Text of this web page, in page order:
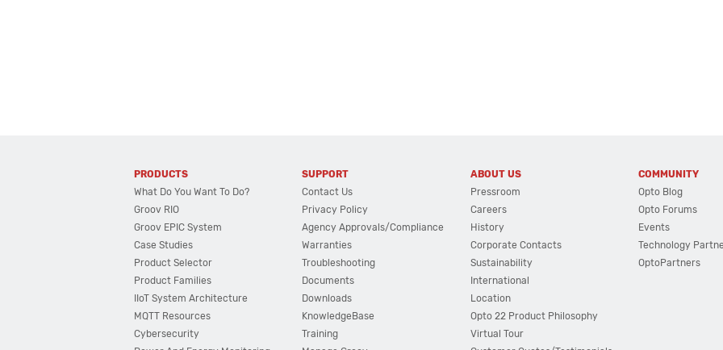
PRODUCTS
What Do You Want To Do?
Groov RIO
Groov EPIC System
Case Studies
Product Selector
Product Families
IIoT System Architecture
MQTT Resources
Cybersecurity
SUPPORT
Contact Us
Privacy Policy
Agency Approvals/Compliance
Warranties
Troubleshooting
Documents
Downloads
KnowledgeBase
Training
ABOUT US
Pressroom
Careers
History
Corporate Contacts
Sustainability
International
Location
Opto 22 Product Philosophy
Virtual Tour
COMMUNITY
Opto Blog
Opto Forums
Events
Technology
OptoPartners